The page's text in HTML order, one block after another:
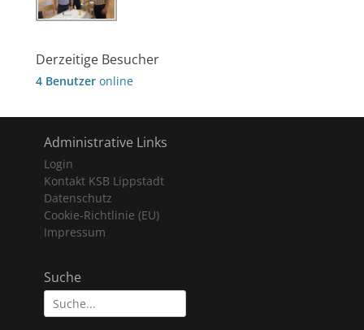
Derzeitige Besucher
4 Benutzer online
Administrative Links
Login
Kontakt KSB Lippstadt
Datenschutz
Cookie-Richtlinie (EU)
Impressum
Suche
Suche
nach: